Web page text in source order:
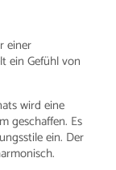
einer
ein Gefühl von
wird eine
geschaffen. Es
ein. Der